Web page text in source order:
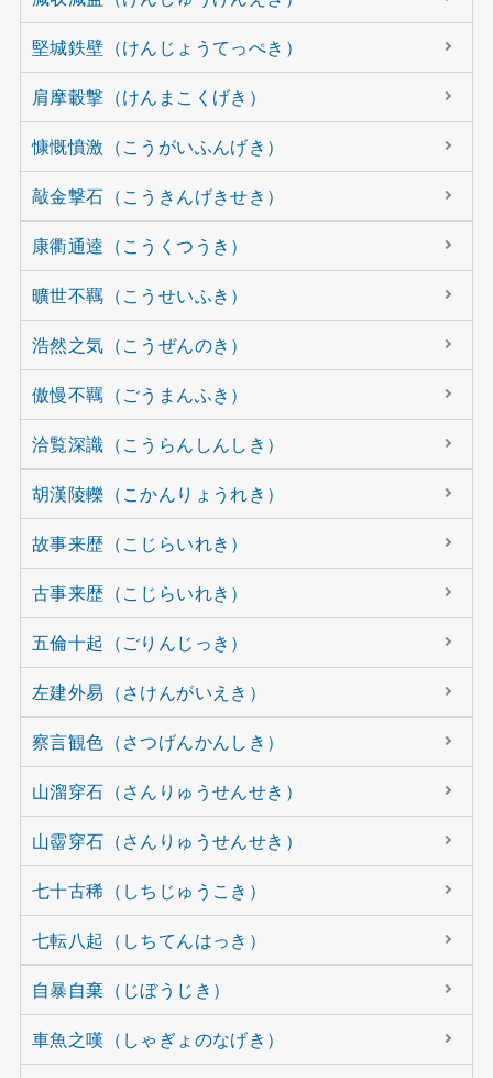
堅城鉄壁（けんじょうてっぺき）
肩摩轂撃（けんまこくげき）
慷慨憤激（こうがいふんげき）
敲金撃石（こうきんげきせき）
康衢通逵（こうくつうき）
曠世不羈（こうせいふき）
浩然之気（こうぜんのき）
傲慢不羈（ごうまんふき）
洽覧深識（こうらんしんしき）
胡漢陵轢（こかんりょうれき）
故事来歴（こじらいれき）
古事来歴（こじらいれき）
五倫十起（ごりんじっき）
左建外易（さけんがいえき）
察言観色（さつげんかんしき）
山溜穿石（さんりゅうせんせき）
山霤穿石（さんりゅうせんせき）
七十古稀（しちじゅうこき）
七転八起（しちてんはっき）
自暴自棄（じぼうじき）
車魚之嘆（しゃぎょのなげき）